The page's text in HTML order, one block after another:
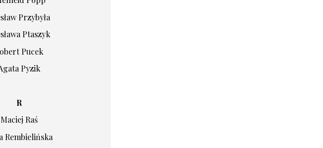
Przybyła
Ptaszyk
Pucek
Pyzik
R
Maciej Raś
Rembielińska